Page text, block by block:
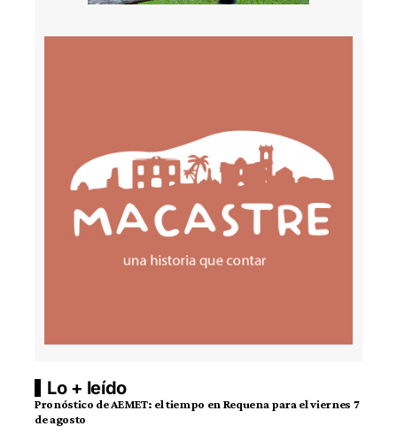
Lo + leído
Pronóstico de AEMET: el tiempo en Requena para el viernes 7
de agosto